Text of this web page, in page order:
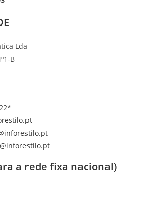
Lda
B
a rede fixa nacional)